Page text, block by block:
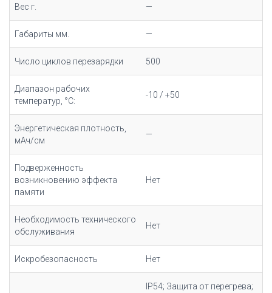
Вес г. —
Габариты мм. —
Число циклов перезарядки 500
Диапазон рабочих
температур, °С:
-10 / +50
Энергетическая плотность,
мАч/cм
—
Подверженность
возникновению эффекта
памяти
Нет
Необходимость технического
обслуживания
Нет
Искробезопасность Нет
IP54; Защита от перегрева;